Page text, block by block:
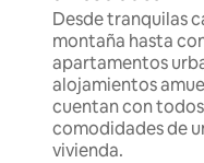
Desde tranquilas
montaña hasta
apartamentos
alojamientos
cuentan con
comodidades de
vivienda.